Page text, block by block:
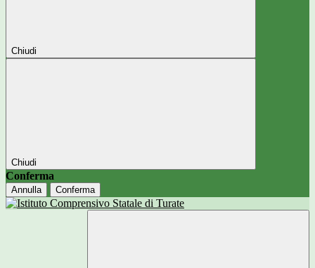
Chiudi
Chiudi
Conferma
Annulla Conferma